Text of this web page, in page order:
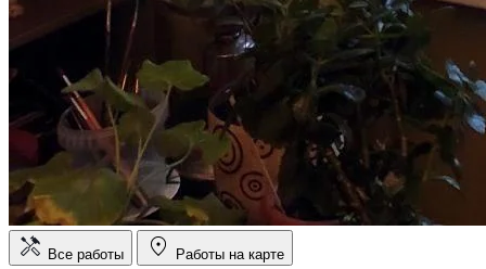
Все работы Работы на карте